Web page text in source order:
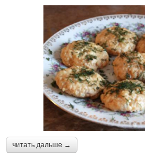
читать дальше →